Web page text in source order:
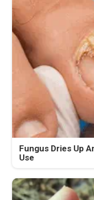
Fungus Dries Up
Use